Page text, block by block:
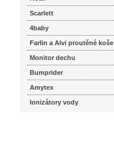
Scarlett
4baby
Farlin a Alvi proutěné koše
Monitor dechu
Bumprider
Amytex
Ionizátory vody